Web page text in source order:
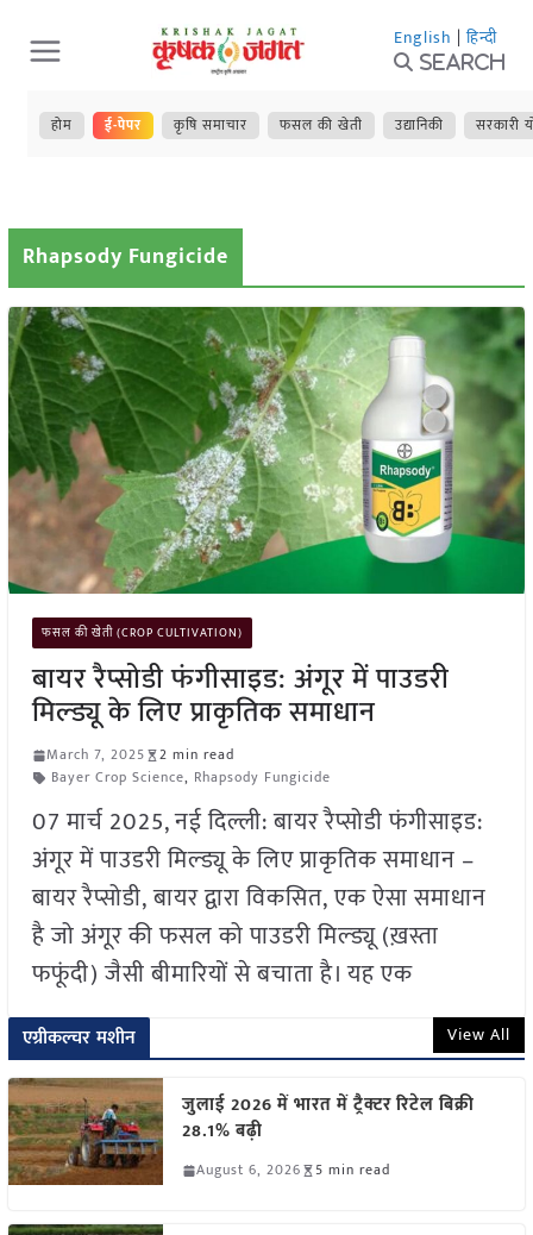
Skip
to
content
English | हिन्दी
Search
होम ई-पेपर कृषि समाचार फसल की खेती उद्यानिकी सरकारी
Rhapsody Fungicide
फसल की खेती (CROP CULTIVATION)
बायर रैप्सोडी फंगीसाइड: अंगूर में पाउडरी
मिल्ड्यू के लिए प्राकृतिक समाधान
March 7, 2025
2 min read
Bayer Crop Science, Rhapsody Fungicide
07 मार्च 2025, नई दिल्ली: बायर रैप्सोडी फंगीसाइड:
अंगूर में पाउडरी मिल्ड्यू के लिए प्राकृतिक समाधान –
बायर रैप्सोडी, बायर द्वारा विकसित, एक ऐसा समाधान
है जो अंगूर की फसल को पाउडरी मिल्ड्यू (ख़स्ता
फफूंदी) जैसी बीमारियों से बचाता है। यह एक
एग्रीकल्चर मशीन View All
जुलाई 2026 में भारत में ट्रैक्टर रिटेल बिक्री
28.1% बढ़ी
August 6, 2026 5 min read